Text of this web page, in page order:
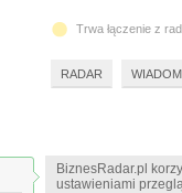
BiznesRadar.pl
ustawieniami
Trwa łączenie z
RADAR